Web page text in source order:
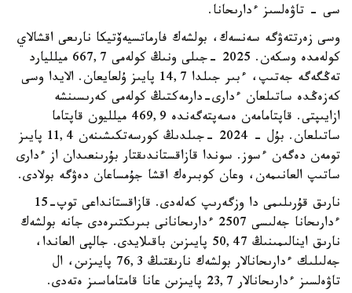
سى - تاۋەلسىز ءدارىحانا.
وسى زەرتتەۋگە سەنسەك، بولشەك فارماتسيەۆتيكا نارىعى اقشالاي
كولەمدە وسكەن. 2025 -جىلى ونىڭ كولەمى 667,7 ميلليارد
تەڭگەگە جەتىپ، ءبىر جىلدا 14,7 پايىز ۇلعايعان. الايدا وسى
كەزەڭدە ساتىلعان ءدارى-دارمەكتىڭ كولەمى كەرىسىنشە
ازايىپتى. قاپتامامەن ەسەپتەگەندە 469,9 ميلليون قاپتاما
ساتىلعان. بۇل - 2024 -جىلدىڭ كورسەتكىشىنەن 11,4 پايىز
تومەن دەگەن ءسوز. سوندا قازاقستاندىقتار بۇرىنعىدان از ءدارى
ساتىپ العانىمەن، وعان كوبىرەك اقشا جۇمساعان دەۋگە بولادى.
نارىق قۇرىلىمى دا وزگەرىپ كەلەدى. قازاقستانداعى توپ-15
ءدارىحانا جەلىسى 2507 ءدارىحانانى بىرىكتىرەدى جانە بولشەك
نارىق اينالىمىنىڭ 50,47 پايىزىن باقىلايدى. جالپى العاندا،
جەلىلىك ءدارىحانالار بولشەك نارىقتىڭ 76,3 پايىزىن، ال
تاۋەلسىز ءدارىحانالار 23,7 پايىزىن عانا قامتاماسىز ەتەدى.